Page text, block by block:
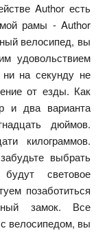
Author есть
рамы - Author
велосипед, вы
удовольствием
на секунду не
от езды. Как
и два варианта
дюймов.
килограммов.
выбрать
световое
позаботиться
замок. Все
велосипедом, вы